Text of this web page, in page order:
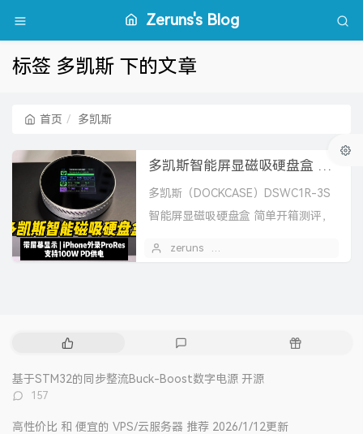
Zeruns's Blog
标签 多凯斯 下的文章
首页 多凯斯
多凯斯智能屏显磁吸硬盘盒 简单开箱测评，DSWC1R-3S，Magsafe磁吸硬盘外录ProRes
多凯斯（DOCKCASE）DSWC1R-3S
智能屏显磁吸硬盘盒 简单开箱测评，
zeruns
热
文
评
随
基于STM32的同步整流Buck-Boost数字电源 开源
评
数：
157
高性价比 和 便宜的 VPS/云服务器 推荐 2026/1/12更新